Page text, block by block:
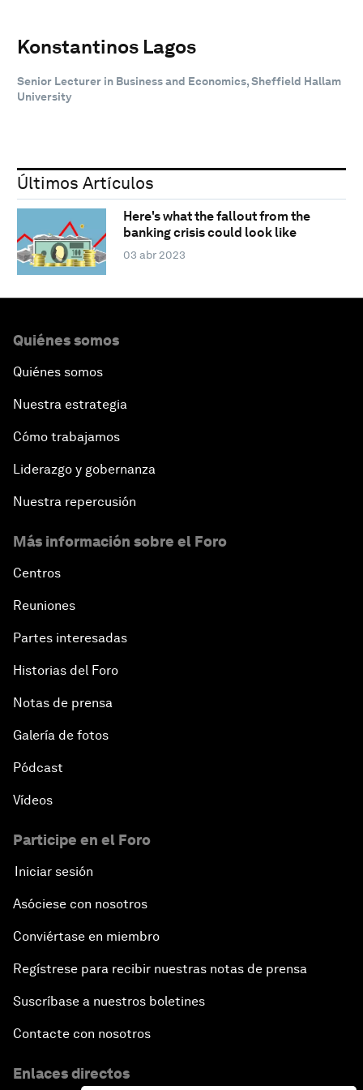
Konstantinos Lagos
Senior Lecturer in Business and Economics, Sheffield Hallam
University
Últimos Artículos
Here's what the fallout from the
banking crisis could look like
03 abr 2023
Quiénes somos
Quiénes somos
Nuestra estrategia
Cómo trabajamos
Liderazgo y gobernanza
Nuestra repercusión
Más información sobre el Foro
Centros
Reuniones
Partes interesadas
Historias del Foro
Notas de prensa
Galería de fotos
Pódcast
Vídeos
Participe en el Foro
Iniciar sesión
Asóciese con nosotros
Conviértase en miembro
Regístrese para recibir nuestras notas de prensa
Suscríbase a nuestros boletines
Contacte con nosotros
Enlaces directos